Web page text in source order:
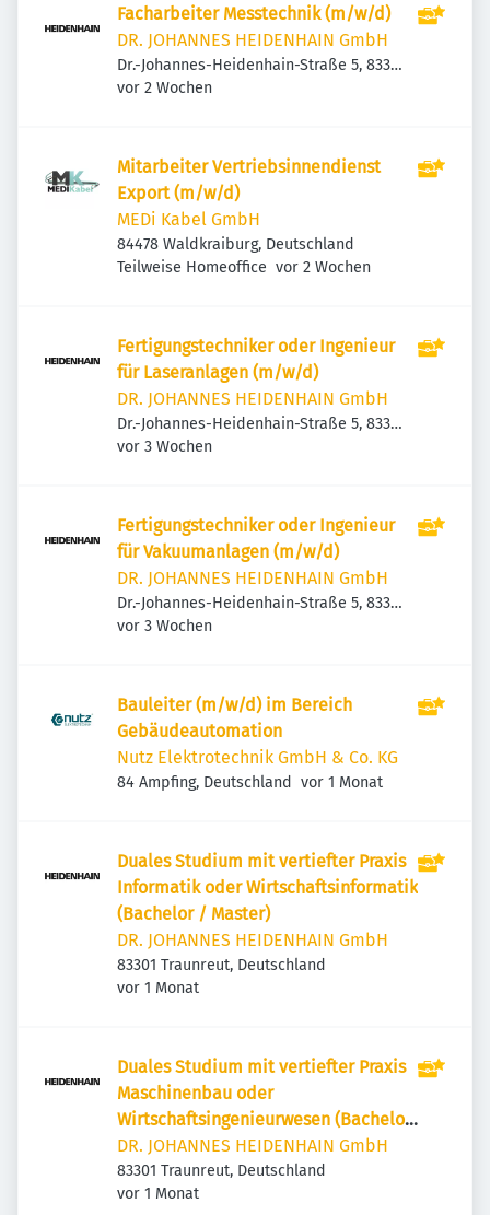
Facharbeiter Messtechnik (m/w/d)
DR. JOHANNES HEIDENHAIN GmbH
Dr.-Johannes-Heidenhain-Straße 5, 83301
Traunreut, Deutschland
Veröffentlicht
vor 2 Wochen
Mitarbeiter Vertriebsinnendienst
Export (m/w/d)
MEDi Kabel GmbH
84478 Waldkraiburg, Deutschland
Teilweise Homeoffice Veröffentlicht
vor 2 Wochen
Fertigungstechniker oder Ingenieur
für Laseranlagen (m/w/d)
DR. JOHANNES HEIDENHAIN GmbH
Dr.-Johannes-Heidenhain-Straße 5, 83301
Traunreut, Deutschland
Veröffentlicht
vor 3 Wochen
Fertigungstechniker oder Ingenieur
für Vakuumanlagen (m/w/d)
DR. JOHANNES HEIDENHAIN GmbH
Dr.-Johannes-Heidenhain-Straße 5, 83301
Traunreut, Deutschland
Veröffentlicht
vor 3 Wochen
Bauleiter (m/w/d) im Bereich
Gebäudeautomation
Nutz Elektrotechnik GmbH & Co. KG
84 Ampfing, Deutschland Veröffentlicht
vor 1 Monat
Duales Studium mit vertiefter Praxis
Informatik oder Wirtschaftsinformatik
(Bachelor / Master)
DR. JOHANNES HEIDENHAIN GmbH
83301 Traunreut, Deutschland
Veröffentlicht
vor 1 Monat
Duales Studium mit vertiefter Praxis
Maschinenbau oder
Wirtschaftsingenieurwesen (Bachelor
/ Master)
DR. JOHANNES HEIDENHAIN GmbH
83301 Traunreut, Deutschland
Veröffentlicht
vor 1 Monat